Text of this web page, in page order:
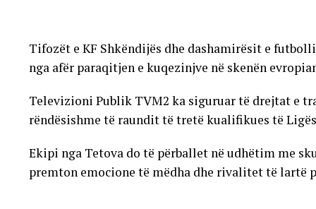
Tifozët e KF Shkëndijës dhe dashamirësit e
nga afër paraqitjen e kuqezinjve në skenën
Televizioni Publik TVM2 ka siguruar të drejtat e
rëndësishme të raundit të tretë kualifikues të Ligës
Ekipi nga Tetova do të përballet në udhëtim me
premton emocione të mëdha dhe rivalitet të lartë